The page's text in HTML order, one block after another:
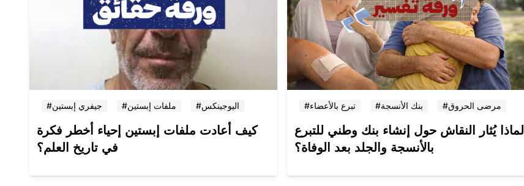
#جيفري إبستين #ملفات إبستين #اليوجينكس
كيف أعادت ملفات إبستين إحياء أخطر فكرة
في تاريخ العلم؟
#تبرع بالأعضاء #بنك الأنسجة #مرضى الحروق
لماذا يُثار النقاش حول إنشاء بنك وطني للتبرع
بالأنسجة والجلد بعد الوفاة؟